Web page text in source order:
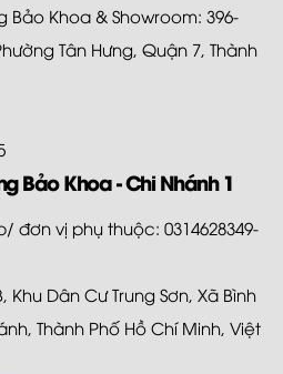
Bảo Khoa & Showroom: 396-
Tân Hưng, Quận 7, Thành
Bảo Khoa - Chi Nhánh 1
đơn vị phụ thuộc: 0314628349-
Dân Cư Trung Sơn, Xã Bình
Thành Phố Hồ Chí Minh, Việt